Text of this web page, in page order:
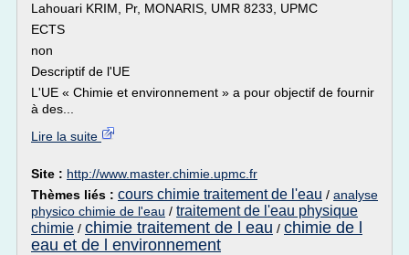
Lahouari KRIM, Pr, MONARIS, UMR 8233, UPMC
ECTS
non
Descriptif de l'UE
L'UE « Chimie et environnement » a pour objectif de fournir
à des...
Lire la suite
Site : http://www.master.chimie.upmc.fr
Thèmes liés : cours chimie traitement de l'eau / analyse
physico chimie de l'eau / traitement de l'eau physique
chimie / chimie traitement de l eau / chimie de l
eau et de l environnement